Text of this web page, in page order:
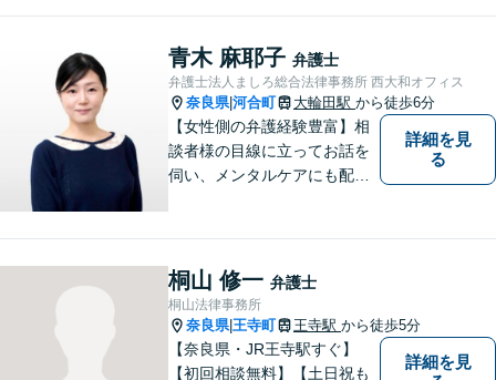
いたします。お早めのご相談
が納得のいく解決への第一歩
です。
青木 麻耶子 弁護士
弁護士法人ましろ総合法律事務所 西大和オフィス
奈良県|河合町 大輪田駅 から徒歩6分
【女性側の弁護経験豊富】相
談者様の目線に立ってお話を
伺い、メンタルケアにも配慮
策をご提案【LINE利用可】
【平日夜間、土日祝日、応相
談】
詳細を見
る
桐山 修一 弁護士
桐山法律事務所
奈良県|王寺町 王寺駅 から徒歩5分
【奈良県・JR王寺駅すぐ】
【初回相談無料】【土日祝も
詳細を見